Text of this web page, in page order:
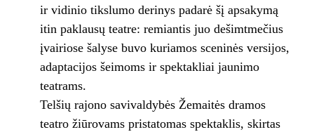
ir vidinio tikslumo derinys padarė šį apsakymą
itin paklausų teatre: remiantis juo dešimtmečius
įvairiose šalyse buvo kuriamos sceninės versijos,
adaptacijos šeimoms ir spektakliai jaunimo
teatrams.
Telšių rajono savivaldybės Žemaitės dramos
teatro žiūrovams pristatomas spektaklis, skirtas